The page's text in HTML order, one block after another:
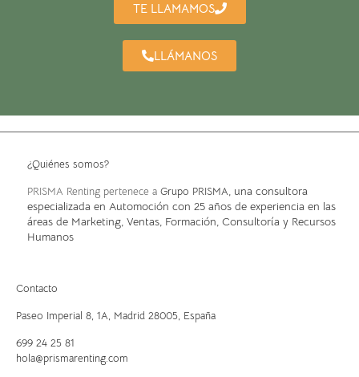
TE LLAMAMOS
LLÁMANOS
¿Quiénes somos?
PRISMA Renting pertenece a Grupo PRISMA, una consultora
especializada en Automoción con 25 años de experiencia en las
áreas de Marketing, Ventas, Formación, Consultoría y Recursos
Humanos
Contacto
Paseo Imperial 8, 1A, Madrid 28005, España
699 24 25 81
hola@prismarenting.com